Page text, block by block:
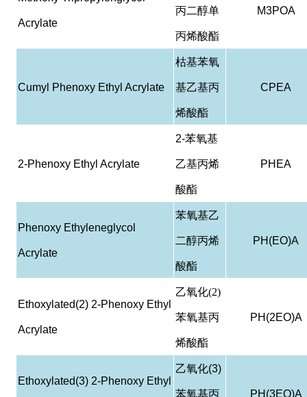
Acrylate
丙二醇单
丙烯酸酯
M3POA
Cumyl Phenoxy Ethyl Acrylate
枯基苯氧
基乙基丙
烯酸酯
CPEA
2-Phenoxy Ethyl Acrylate
2-苯氧基
乙基丙烯
酸酯
PHEA
Phenoxy Ethyleneglycol
Acrylate
苯氧基乙
二醇丙烯
酸酯
PH(EO)A
Ethoxylated(2) 2-Phenoxy Ethyl
Acrylate
乙氧化(2)
苯氧基丙
烯酸酯
PH(2EO)A
Ethoxylated(3) 2-Phenoxy Ethyl
乙氧化(3)
苯氧基丙 PH(3EO)A